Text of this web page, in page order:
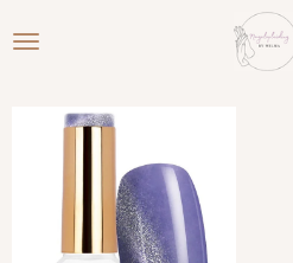
direct